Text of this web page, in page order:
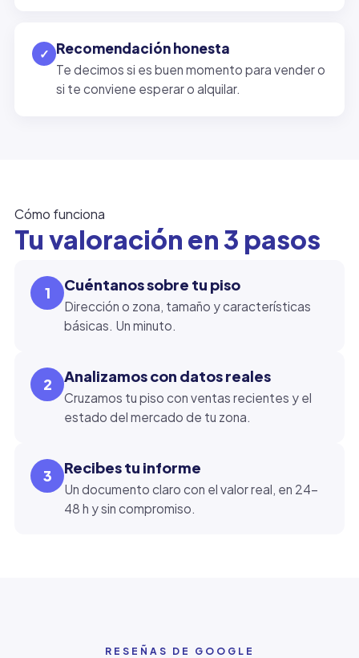
✓ Recomendación honesta
Te decimos si es buen momento para vender o
si te conviene esperar o alquilar.
Cómo funciona
Tu valoración en 3 pasos
1 Cuéntanos sobre tu piso
Dirección o zona, tamaño y características
básicas. Un minuto.
2 Analizamos con datos reales
Cruzamos tu piso con ventas recientes y el
estado del mercado de tu zona.
3 Recibes tu informe
Un documento claro con el valor real, en 24-
48 h y sin compromiso.
RESEÑAS DE GOOGLE